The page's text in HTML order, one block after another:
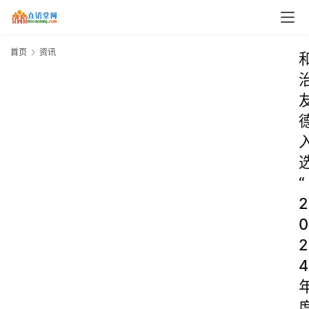
首页 资讯
“
2
0
2
4